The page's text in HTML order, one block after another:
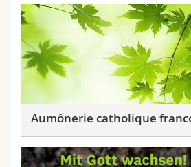
Recherche
Université
Formation continue
Droit
Sciences économiques et
Lettres et sciences humaines
Sciences de l'éducation et de la
Futurs étudiants
Etudiants
Médias
Chercheurs
Ressources
Annuaire du personnel
Plan d'accès
Bibliothèques
Aumônerie catholique